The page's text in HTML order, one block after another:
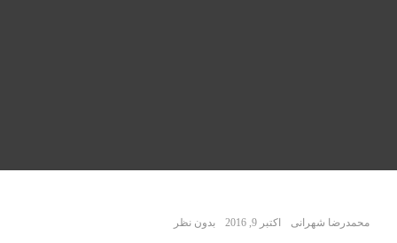
محمدرضا شهرانی اکتبر 9, 2016 بدون نظر